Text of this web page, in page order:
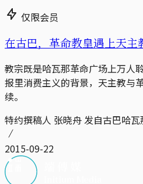
仅限会员
在古巴，革命教皇遇上天主
教宗既是哈瓦那革命广场上万人
报里消费主义的背景，天主教与
续。
特约撰稿人 张晓舟 发自古巴哈瓦
2015-09-22